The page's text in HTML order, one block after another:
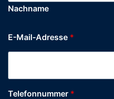
Nachname
E-Mail-Adresse *
Telefonnummer *